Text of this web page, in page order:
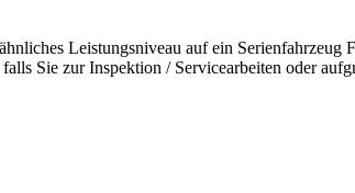
Leistungsniveau auf ein Serienfahrzeug
Sie zur Inspektion / Servicearbeiten oder